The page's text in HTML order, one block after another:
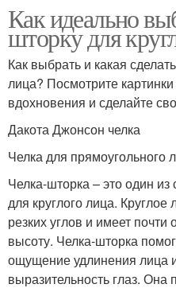
Как идеально
шторку для
Как выбрать и какая
лица? Посмотрите
вдохновения и сделайте
Дакота Джонсон челка
Челка для прямоугольного
Челка-шторка – это один
для круглого лица. Круглое
резких углов и имеет
высоту. Челка-шторка
ощущение удлинения лица
выразительность глаз. Она